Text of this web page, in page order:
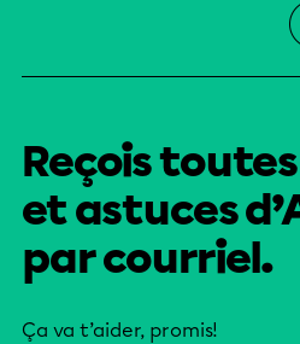
Reçois
et astuces
par courriel.
Ça va t’aider, promis!